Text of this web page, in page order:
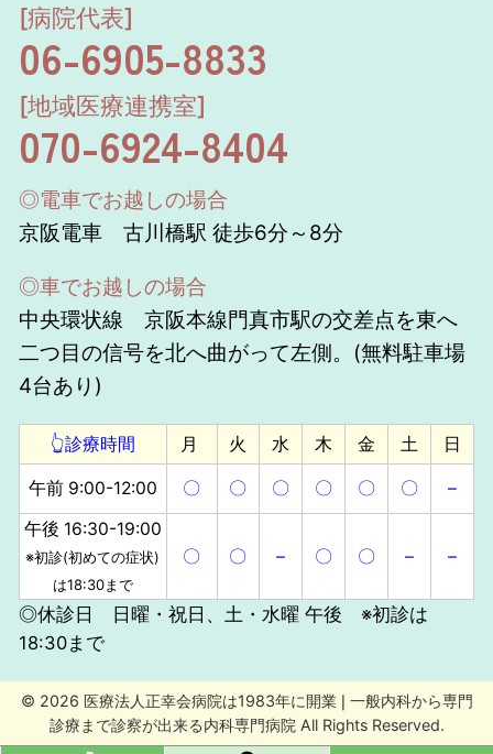
[病院代表]
06-6905-8833
[地域医療連携室]
070-6924-8404
◎電車でお越しの場合
京阪電車 古川橋駅 徒歩6分～8分
◎車でお越しの場合
中央環状線 京阪本線門真市駅の交差点を東へ
二つ目の信号を北へ曲がって左側。(無料駐車場
4台あり)
👆診療時間 月 火 水 木 金 土 日
午前 9:00-12:00 〇 〇 〇 〇 〇 〇
–
午後 16:30-19:00
※初診(初めての症状)
は18:30まで
〇 〇 – 〇 〇 – –
◎休診日 日曜・祝日、土・水曜 午後 ※初診は
18:30まで
© 2026 医療法人正幸会病院は1983年に開業❘一般内科から専門
診療まで診察が出来る内科専門病院 All Rights Reserved.